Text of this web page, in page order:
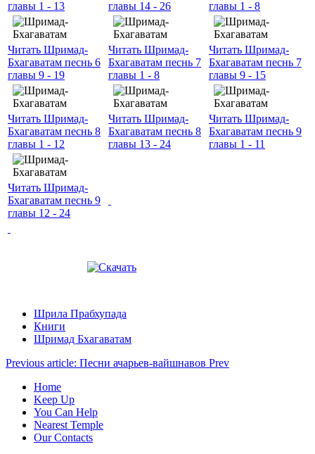
главы 1 - 13
главы 14 - 26
главы 1 - 8
Читать Шримад-
Бхагаватам песнь 6
главы 9 - 19
Читать Шримад-
Бхагаватам песнь 7
главы 1 - 8
Читать Шримад-
Бхагаватам песнь 7
главы 9 - 15
Читать Шримад-
Бхагаватам песнь 8
главы 1 - 12
Читать Шримад-
Бхагаватам песнь 8
главы 13 - 24
Читать Шримад-
Бхагаватам песнь 9
главы 1 - 11
Читать Шримад-
Бхагаватам песнь 9
главы 12 - 24
Шрила Прабхупада
Книги
Шримад Бхагаватам
Previous article: Песни ачарьев-вайшнавов Prev
Home
Keep Up
You Can Help
Nearest Temple
Our Contacts